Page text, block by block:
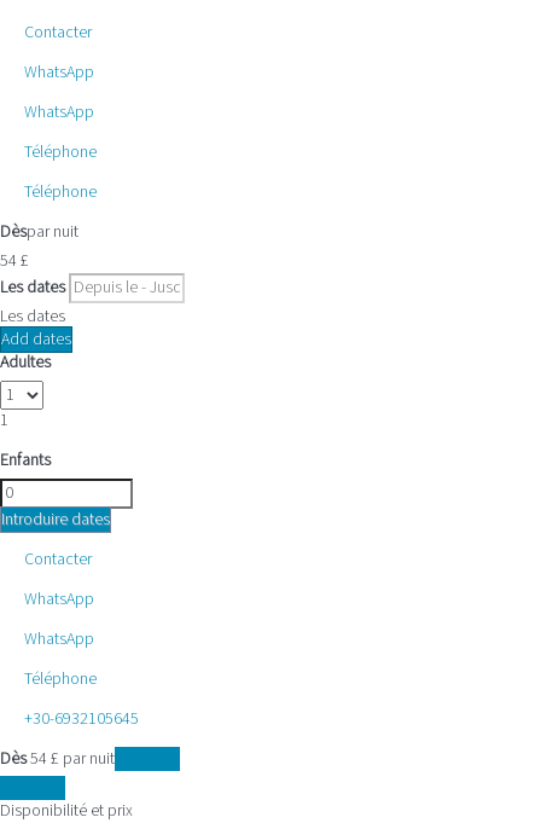
Contacter
WhatsApp
WhatsApp
Téléphone
Téléphone
Dèspar nuit
54 £
Les dates
Les dates
Add dates
Adultes
1
Enfants
Introduire dates
Contacter
WhatsApp
WhatsApp
Téléphone
+30-6932105645
Dès54 £ par nuit
Disponibilité et prix